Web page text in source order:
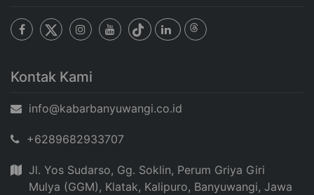
Kontak Kami
info@kabarbanyuwangi.co.id
+6289682933707
Jl. Yos Sudarso, Gg. Soklin, Perum Griya Giri
Mulya (GGM), Klatak, Kalipuro, Banyuwangi, Jawa